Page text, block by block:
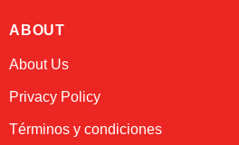
ABOUT
About Us
Privacy Policy
Términos y condiciones